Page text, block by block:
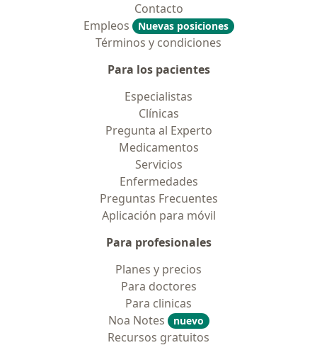
Contacto
Empleos
Nuevas posiciones
Términos y condiciones
Para los pacientes
Especialistas
Clínicas
Pregunta al Experto
Medicamentos
Servicios
Enfermedades
Preguntas Frecuentes
Aplicación para móvil
Para profesionales
Planes y precios
Para doctores
Para clinicas
Noa Notes
nuevo
Recursos gratuitos